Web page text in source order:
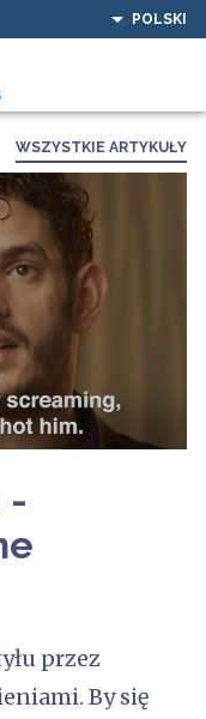
POLSKI
WSZYSTKIE ARTYKUŁY
-
przez
By się